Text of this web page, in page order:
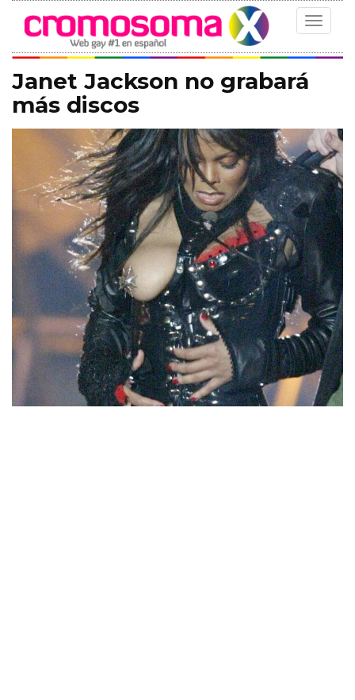
Toggle
Janet Jackson no grabará
más discos